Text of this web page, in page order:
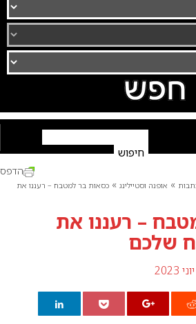
» אופנה וסטיילינג » כסאות בר למטבח – רעננו את
– רעננו את
שלכם
הדפס